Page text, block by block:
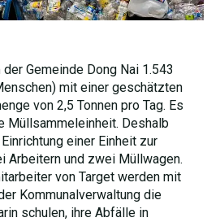
Gemeinde Dong Nai 1.543
mit einer geschätzten
von 2,5 Tonnen pro Tag. Es
Müllsammeleinheit. Deshalb
einer Einheit zur
Arbeitern und zwei Müllwagen.
von Target werden mit
Kommunalverwaltung die
schulen, ihre Abfälle in